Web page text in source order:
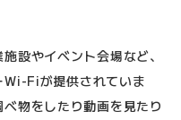
設やイベント会場など、
Wi-Fiが提供されていま
物をしたり動画を見たり